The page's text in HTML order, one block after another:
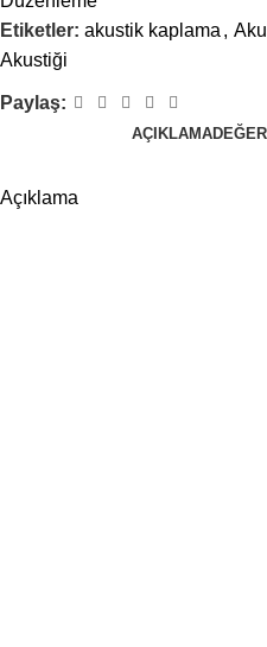
Etiketler: akustik kaplama ,
Akustiği
Paylaş:
AÇIKLAMA
Açıklama